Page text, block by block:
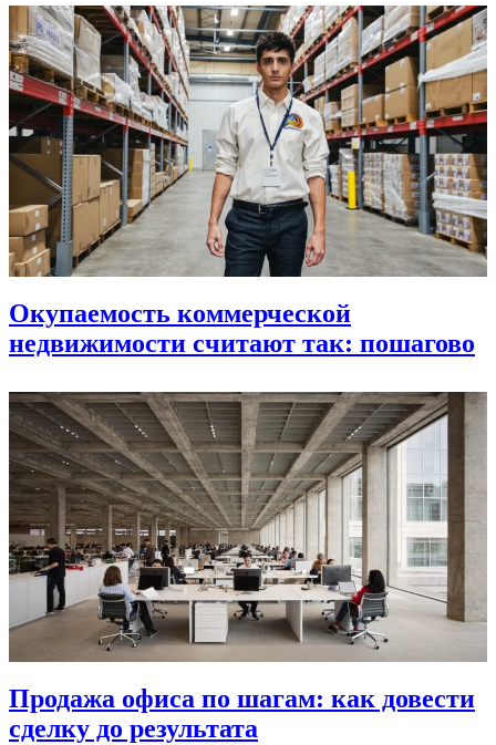
Окупаемость коммерческой
недвижимости считают так: пошагово
Продажа офиса по шагам: как довести
сделку до результата